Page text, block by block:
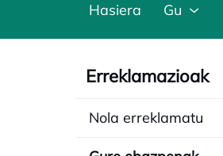
Hasiera Gu
Erreklamazioak
Nola erreklamatu